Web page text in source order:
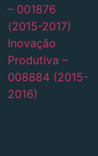
– 001876
(2015-2017)
Inovação
Produtiva –
008884 (2015-
2016)